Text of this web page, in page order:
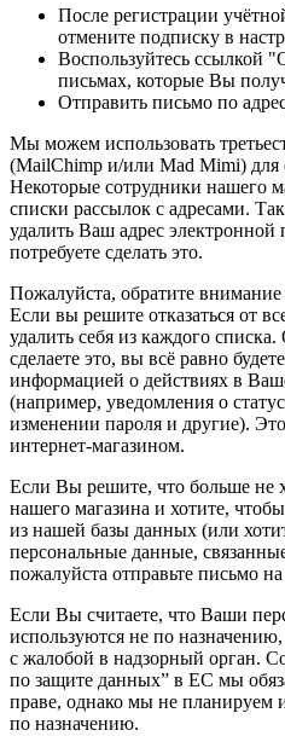
После регистрации
отмените подписку в
Воспользуйтесь ссылкой
письмах, которые Вы
Отправить письмо по
Мы можем использовать
(MailChimp и/или Mad Mimi) для
Некоторые сотрудники нашего
списки рассылок с адресами.
удалить Ваш адрес
потребуете сделать это.
Пожалуйста, обратите
Если вы решите отказаться от
удалить себя из каждого
сделаете это, вы всё равно
информацией о действиях в
(например, уведомления о
изменении пароля и другие).
интернет-магазином.
Если Вы решите, что больше не
нашего магазина и хотите,
из нашей базы данных (или
персональные данные,
пожалуйста отправьте письмо
Если Вы считаете, что Ваши
используются не по
с жалобой в надзорный орган.
по защите данных” в ЕС мы
праве, однако мы не планируем
по назначению.